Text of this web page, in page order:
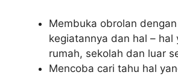
Membuka obrolan
kegiatannya dan hal – hal
rumah, sekolah dan luar
Mencoba cari tahu hal